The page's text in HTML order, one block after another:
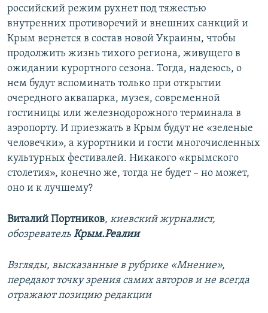
российский режим рухнет под тяжестью
внутренних противоречий и внешних санкций и
Крым вернется в состав новой Украины, чтобы
продолжить жизнь тихого региона, живущего в
ожидании курортного сезона. Тогда, надеюсь, о
нем будут вспоминать только при открытии
очередного аквапарка, музея, современной
гостиницы или железнодорожного терминала в
аэропорту. И приезжать в Крым будут не «зеленые
человечки», а курортники и гости многочисленных
культурных фестивалей. Никакого «крымского
столетия», конечно же, тогда не будет – но может,
оно и к лучшему?
Виталий Портников, киевский журналист,
обозреватель Крым.Реалии
Взгляды, высказанные в рубрике «Мнение»,
передают точку зрения самих авторов и не всегда
отражают позицию редакции